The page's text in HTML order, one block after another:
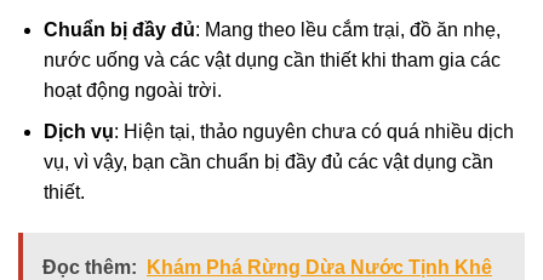
Chuẩn bị đầy đủ: Mang theo lều cắm trại, đồ ăn nhẹ,
nước uống và các vật dụng cần thiết khi tham gia các
hoạt động ngoài trời.
Dịch vụ: Hiện tại, thảo nguyên chưa có quá nhiều dịch
vụ, vì vậy, bạn cần chuẩn bị đầy đủ các vật dụng cần
thiết.
Đọc thêm:
Khám Phá Rừng Dừa Nước Tịnh Khê